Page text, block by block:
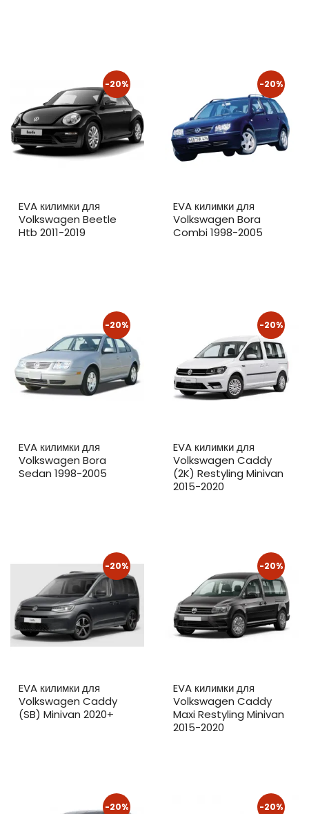
-20%
EVA килимки для
Volkswagen Beetle
Htb 2011-2019
-20%
EVA килимки для
Volkswagen Bora
Combi 1998-2005
-20%
EVA килимки для
Volkswagen Bora
Sedan 1998-2005
-20%
EVA килимки для
Volkswagen Caddy
(2K) Restyling Minivan
2015-2020
-20%
EVA килимки для
Volkswagen Caddy
(SB) Minivan 2020+
-20%
EVA килимки для
Volkswagen Caddy
Maxi Restyling Minivan
2015-2020
-20% -20%